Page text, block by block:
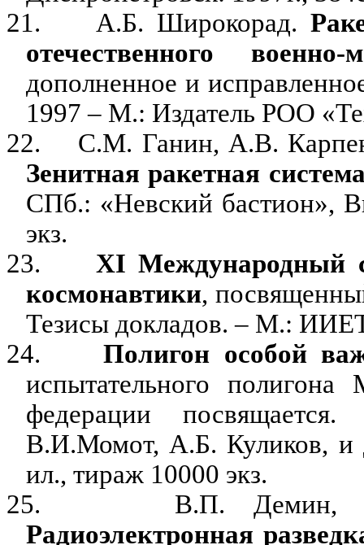
21.
А.Б. Широкорад.
отечественного
дополненное и
1997 – М.: Издатель РОО
22.
С.М. Ганин, А.В.
Зенитная ракетная
СПб.: «Невский бастион»,
экз.
23.
XI Международный
космонавтики,
Тезисы докладов. – М.:
24.
Полигон особой
испытательного полигона
федерации
В.И.Момот, А.Б. Куликов, и
ил., тираж 10000 экз.
25.
В.П. Демин,
Радиоэлектронная